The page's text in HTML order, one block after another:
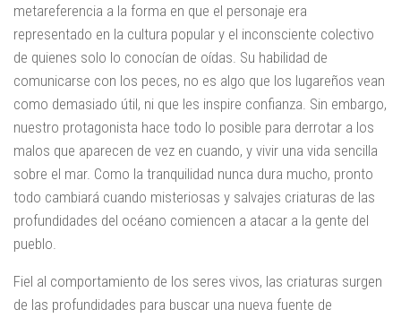
metareferencia a la forma en que el personaje era
representado en la cultura popular y el inconsciente colectivo
de quienes solo lo conocían de oídas. Su habilidad de
comunicarse con los peces, no es algo que los lugareños vean
como demasiado útil, ni que les inspire confianza. Sin embargo,
nuestro protagonista hace todo lo posible para derrotar a los
malos que aparecen de vez en cuando, y vivir una vida sencilla
sobre el mar. Como la tranquilidad nunca dura mucho, pronto
todo cambiará cuando misteriosas y salvajes criaturas de las
profundidades del océano comiencen a atacar a la gente del
pueblo.
Fiel al comportamiento de los seres vivos, las criaturas surgen
de las profundidades para buscar una nueva fuente de